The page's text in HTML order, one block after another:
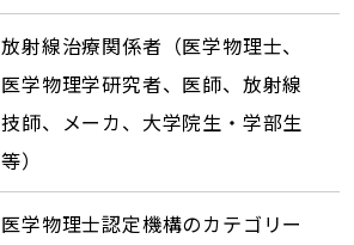
放射線治療関係者（医学物理士、
医学物理学研究者、医師、放射線
技師、メーカ、大学院生・学部生
等）
医学物理士認定機構のカテゴリー